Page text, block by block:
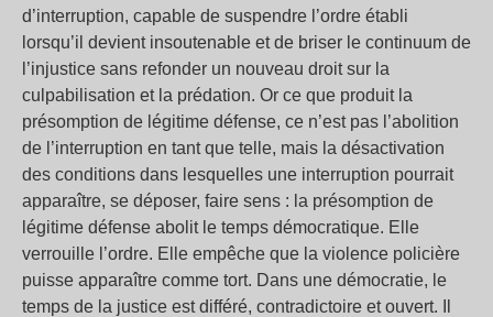
d’interruption, capable de suspendre l’ordre établi
lorsqu’il devient insoutenable et de briser le continuum de
l’injustice sans refonder un nouveau droit sur la
culpabilisation et la prédation. Or ce que produit la
présomption de légitime défense, ce n’est pas l’abolition
de l’interruption en tant que telle, mais la désactivation
des conditions dans lesquelles une interruption pourrait
apparaître, se déposer, faire sens : la présomption de
légitime défense abolit le temps démocratique. Elle
verrouille l’ordre. Elle empêche que la violence policière
puisse apparaître comme tort. Dans une démocratie, le
temps de la justice est différé, contradictoire et ouvert. Il